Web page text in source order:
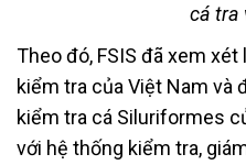
cá tra
Theo đó, FSIS đã xem
kiểm tra của Việt Nam và
kiểm tra cá Siluriformes
với hệ thống kiểm tra,